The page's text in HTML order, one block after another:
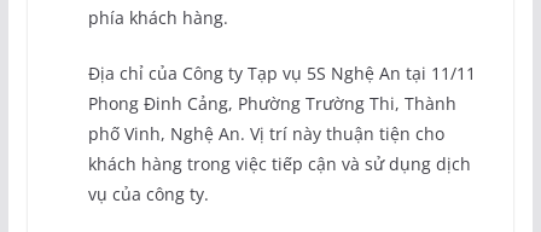
phía khách hàng.
Địa chỉ của Công ty Tạp vụ 5S Nghệ An tại 11/11
Phong Đinh Cảng, Phường Trường Thi, Thành
phố Vinh, Nghệ An. Vị trí này thuận tiện cho
khách hàng trong việc tiếp cận và sử dụng dịch
vụ của công ty.